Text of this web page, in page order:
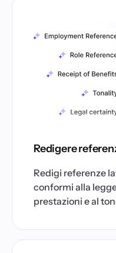
Redigere
Redigi referenze
conformi alla
prestazioni e al